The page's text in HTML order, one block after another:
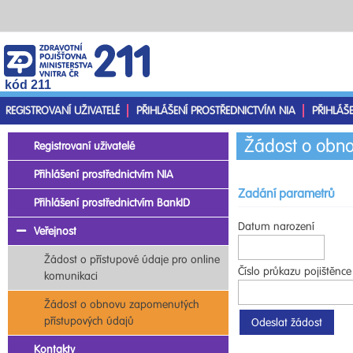
kód 211
REGISTROVANÍ UŽIVATELÉ
PŘIHLÁŠENÍ PROSTŘEDNICTVÍM NIA
Žádost o
Zadání parametrů
Datum narození
Číslo průkazu pojištěnce
Registrovaní uživatelé
Přihlášení prostřednictvím NIA
Přihlášení prostřednictvím BankID
Veřejnost
Žádost o přístupové údaje pro online
komunikaci
Žádost o obnovu zapomenutých
přístupových údajů
Kontakty